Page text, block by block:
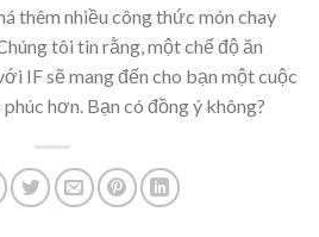
thêm nhiều công thức món chay
tôi tin rằng, một chế độ ăn
IF sẽ mang đến cho bạn một cuộc
hơn. Bạn có đồng ý không?